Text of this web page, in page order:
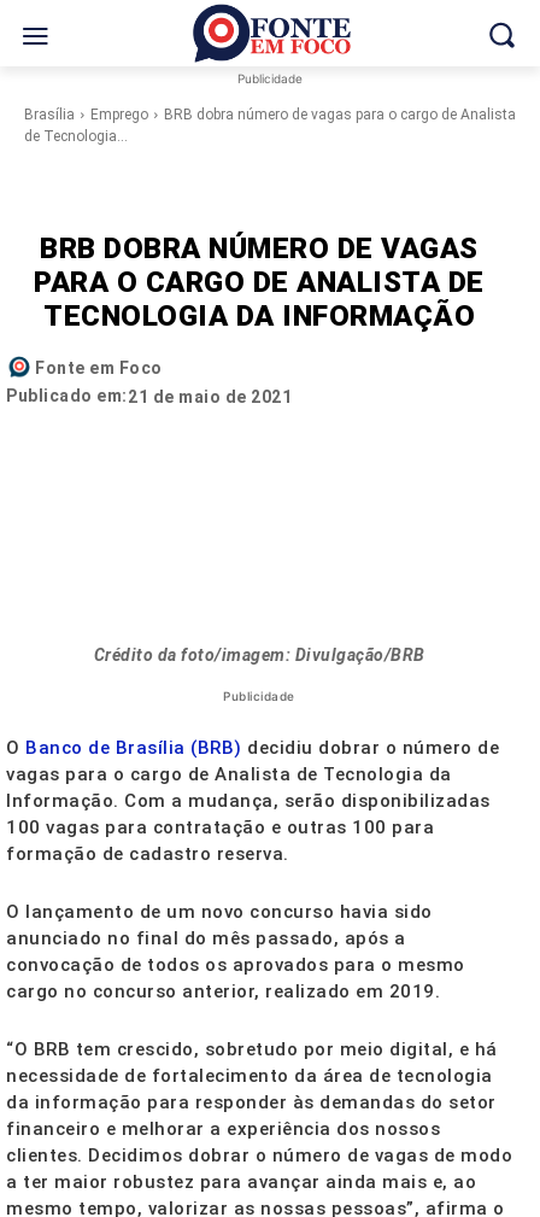
Publicidade
Brasília Emprego
BRB dobra número de vagas para o cargo de Analista
de Tecnologia...
BRB DOBRA NÚMERO DE VAGAS
PARA O CARGO DE ANALISTA DE
TECNOLOGIA DA INFORMAÇÃO
Fonte em Foco
Publicado em:21 de maio de 2021
Crédito da foto/imagem: Divulgação/BRB
Publicidade
O Banco de Brasília (BRB) decidiu dobrar o número de
vagas para o cargo de Analista de Tecnologia da
Informação. Com a mudança, serão disponibilizadas
100 vagas para contratação e outras 100 para
formação de cadastro reserva.
O lançamento de um novo concurso havia sido
anunciado no final do mês passado, após a
convocação de todos os aprovados para o mesmo
cargo no concurso anterior, realizado em 2019.
“O BRB tem crescido, sobretudo por meio digital, e há
necessidade de fortalecimento da área de tecnologia
da informação para responder às demandas do setor
financeiro e melhorar a experiência dos nossos
clientes. Decidimos dobrar o número de vagas de modo
a ter maior robustez para avançar ainda mais e, ao
mesmo tempo, valorizar as nossas pessoas”, afirma o